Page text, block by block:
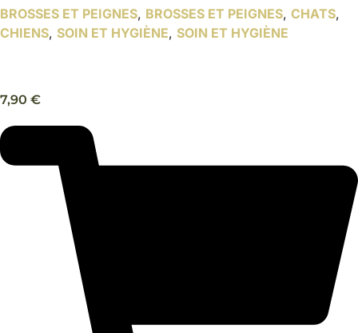
BROSSES ET PEIGNES, BROSSES ET PEIGNES, CHATS,
CHIENS, SOIN ET HYGIÈNE, SOIN ET HYGIÈNE
7,90 €